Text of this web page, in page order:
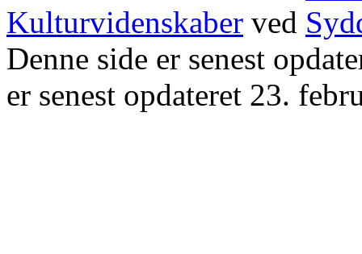
Kulturvidenskaber ved
Denne side er senest
er senest opdateret 23.